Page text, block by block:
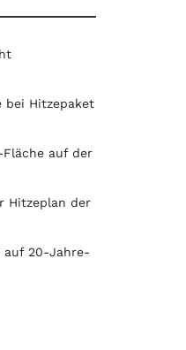
bei Hitzepaket
Fläche auf der
Hitzeplan der
auf 20-Jahre-